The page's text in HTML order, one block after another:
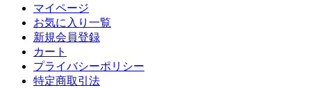
マイページ
お気に入り一覧
新規会員登録
カート
プライバシーポリシー
特定商取引法